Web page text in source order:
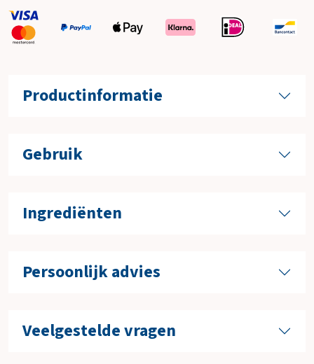
Productinformatie
Gebruik
Ingrediënten
Persoonlijk advies
Veelgestelde vragen